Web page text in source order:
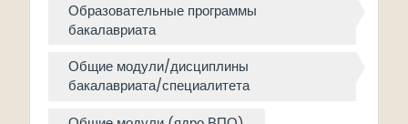
Образовательные программы
бакалавриата
Общие модули/дисциплины
бакалавриата/специалитета